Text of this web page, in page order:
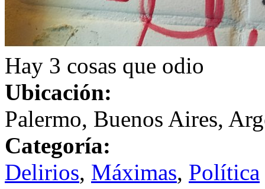
Hay 3 cosas que odio
Ubicación:
Palermo, Buenos Aires,
Categoría:
Delirios, Máximas, Política